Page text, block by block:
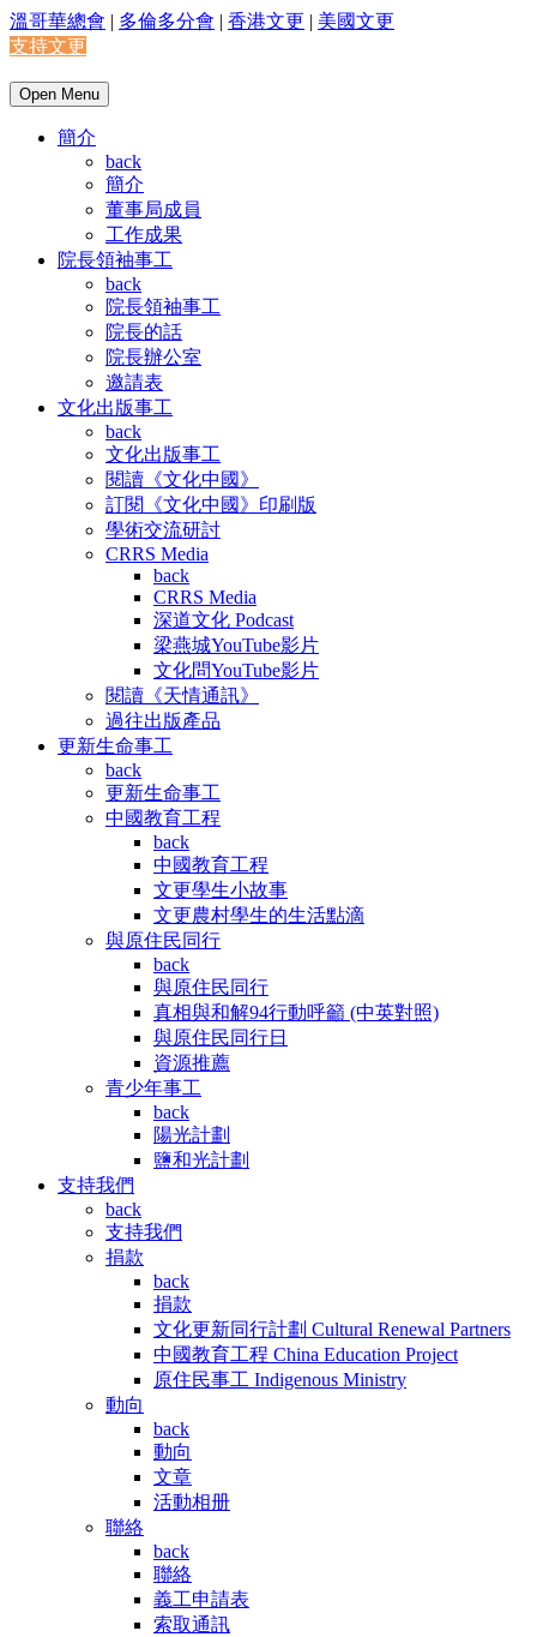
溫哥華總會 | 多倫多分會 | 香港文更 | 美國文更
支持文更
Open Menu
簡介
back
簡介
董事局成員
工作成果
院長領袖事工
back
院長領袖事工
院長的話
院長辦公室
邀請表
文化出版事工
back
文化出版事工
閱讀《文化中國》
訂閱《文化中國》印刷版
學術交流研討
CRRS Media
back
CRRS Media
深道文化 Podcast
梁燕城YouTube影片
文化問YouTube影片
閱讀《天情通訊》
過往出版產品
更新生命事工
back
更新生命事工
中國教育工程
back
中國教育工程
文更學生小故事
文更農村學生的生活點滴
與原住民同行
back
與原住民同行
真相與和解94行動呼籲 (中英對照)
與原住民同行日
資源推薦
青少年事工
back
陽光計劃
鹽和光計劃
支持我們
back
支持我們
捐款
back
捐款
文化更新同行計劃 Cultural Renewal Partners
中國教育工程 China Education Project
原住民事工 Indigenous Ministry
動向
back
動向
文章
活動相册
聯絡
back
聯絡
義工申請表
索取通訊